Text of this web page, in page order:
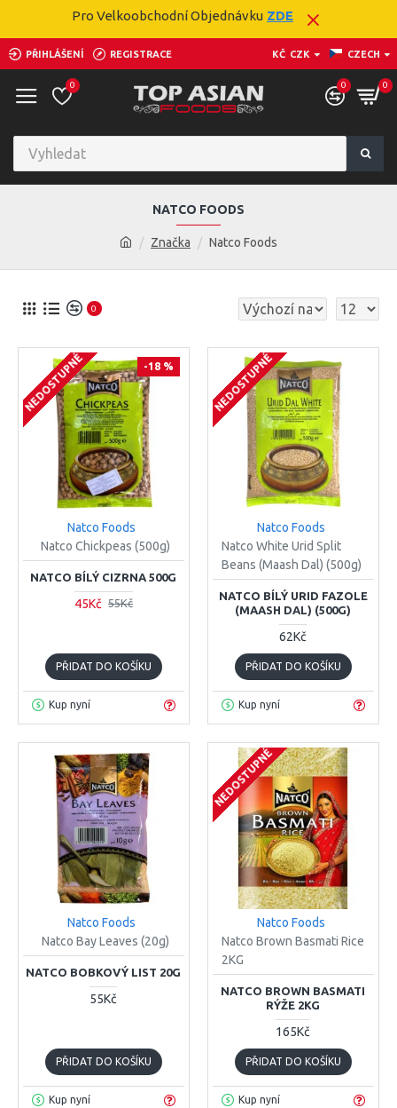
Pro Velkoobchodní Objednávku ZDE
PŘIHLÁŠENÍ REGISTRACE KČ CZK CZECH
0 0 0
Značka Natco Foods
NATCO FOODS
0
-18 %
NEDOSTUPNÉ
Natco Foods
Natco Chickpeas (500g)
NATCO BÍLÝ CIZRNA 500G
45Kč 55Kč
PŘIDAT DO KOŠÍKU
Kup nyní
NEDOSTUPNÉ
Natco Foods
Natco White Urid Split
Beans (Maash Dal) (500g)
NATCO BÍLÝ URID FAZOLE
(MAASH DAL) (500G)
62Kč
PŘIDAT DO KOŠÍKU
Kup nyní
Natco Foods
Natco Bay Leaves (20g)
NATCO BOBKOVÝ LIST 20G
55Kč
PŘIDAT DO KOŠÍKU
Kup nyní
NEDOSTUPNÉ
Natco Foods
Natco Brown Basmati Rice
2KG
NATCO BROWN BASMATI
RÝŽE 2KG
165Kč
PŘIDAT DO KOŠÍKU
Kup nyní